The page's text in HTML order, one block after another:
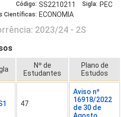
Código: SS2210211 Sigla: PEC
Científicas: ECONOMIA
2023/24 - 2S
Nº de
Estudantes
Plano de
Estudos
47
Aviso nº
16918/2022
de 30 de